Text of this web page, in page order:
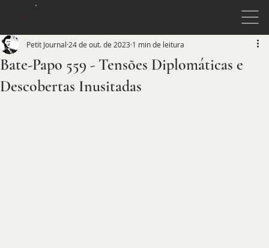
Bate-Papo 559 - Tensões Diplomáticas e
Descobertas Inusitadas
Petit Journal 24 de out. de 2023 1 min de leitura